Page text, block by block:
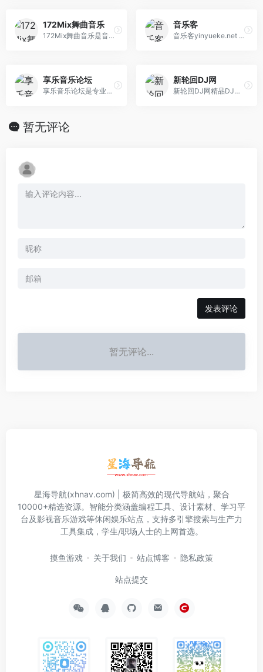
172Mix舞曲音乐
172Mix舞曲音乐是音质最好的Dj免费下载网站,提供无损高品质Dj舞曲分享,Dj舞曲下载,每天更新最潮最嗨的Dj音乐,Dj舞曲
音乐客
音乐客yinyueke.net 具有音乐搜索、播放、下载、歌词同步显示、个人音乐播放列表同步等功能。
享乐音乐论坛
享乐音乐论坛是专业的无损音乐发烧友社区，免费提供高品质无损音乐下载的网站，更是无损音乐发烧友的乐园，拥有的无损音乐下载格式包含各种类型：FLAC、APE、WAV、DSD、DTS、APE、AAC、还有车载音乐下载，古典音乐下载，hires音乐下载，dsd音乐下载，是一个名不虚传的无损音乐下载网站，海量高品质免费无损音乐打包下载天堂。
新轮回DJ网
新轮回DJ网精品DJ舞曲汇聚,每天更新快人一步,专业DJ团队精心制作好听的串烧,打造车载DJ舞曲,为DJ工作者收录国外DJ舞曲,提供高音质在线试听及MP3下载,全方位满足DJ工作者及音乐爱好者的需求。
暂无评论
发表评论
暂无评论...
星海导航(xhnav.com) | 极简高效的现代导航站，聚合
10000+精选资源。智能分类涵盖编程工具、设计素材、学习平
台及影视音乐游戏等休闲娱乐站点，支持多引擎搜索与生产力
工具集成，学生/职场人士的上网首选。
摸鱼游戏 关于我们 站点博客 隐私政策
站点提交